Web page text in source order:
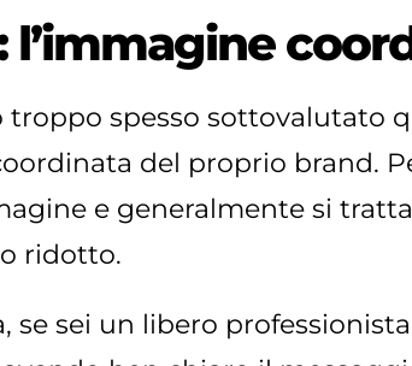
l’immagine
troppo spesso sottovalutato
del proprio brand.
e generalmente si
ridotto.
se sei un libero